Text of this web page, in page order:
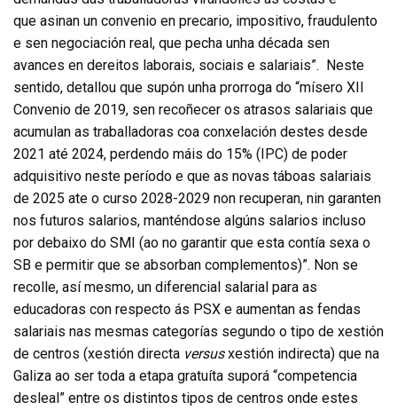
que asinan un convenio en precario, impositivo, fraudulento
e sen negociación real, que pecha unha década sen
avances en dereitos laborais, sociais e salariais”. Neste
sentido, detallou que supón unha prorroga do “mísero XII
Convenio de 2019, sen recoñecer os atrasos salariais que
acumulan as traballadoras coa conxelación destes desde
2021 até 2024, perdendo máis do 15% (IPC) de poder
adquisitivo neste período e que as novas táboas salariais
de 2025 ate o curso 2028-2029 non recuperan, nin garanten
nos futuros salarios, manténdose algúns salarios incluso
por debaixo do SMI (ao no garantir que esta contía sexa o
SB e permitir que se absorban complementos)”. Non se
recolle, así mesmo, un diferencial salarial para as
educadoras con respecto ás PSX e aumentan as fendas
salariais nas mesmas categorías segundo o tipo de xestión
de centros (xestión directa versusxestión indirecta) que na
Galiza ao ser toda a etapa gratuíta suporá “competencia
desleal” entre os distintos tipos de centros onde estes